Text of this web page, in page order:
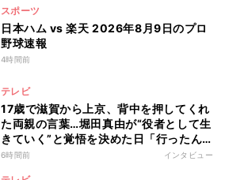
スポーツ
日本ハム vs 楽天 2026年8月9日のプロ
野球速報
4時間前
テレビ
17歳で滋賀から上京、背中を押してくれ
た両親の言葉…堀田真由が“役者として生
きていく”と覚悟を決めた日「行ったん
やったら、もう帰られへんな」
6時間前 インタビュー